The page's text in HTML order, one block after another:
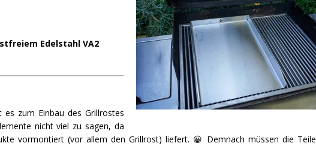
Edelstahl VA2
zum Einbau des Grillrostes
nicht viel zu sagen, da
vormontiert (vor allem den Grillrost) liefert. 😀 Demnach müssen die Teile